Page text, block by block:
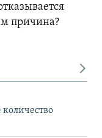
причина?